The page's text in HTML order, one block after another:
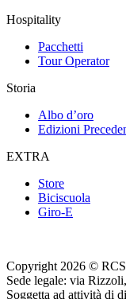
Hospitality
Pacchetti
Tour Operator
Storia
Albo d’oro
Edizioni
EXTRA
Store
Biciscuola
Giro-E
Copyright 2026 ©
Sede legale: via
Soggetta ad attività di